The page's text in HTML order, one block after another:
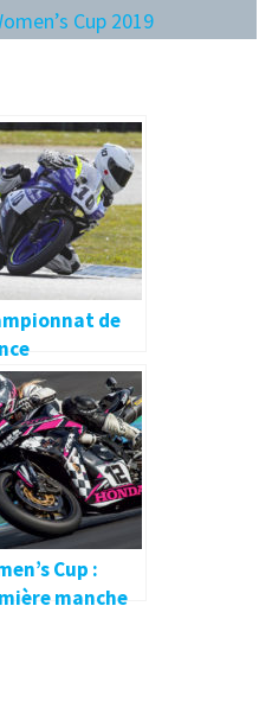
Cup 2019
de
:
et Carole
Cup :
manche